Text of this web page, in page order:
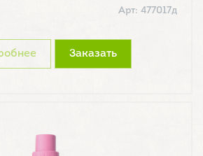
Арт: 477017д
Заказать